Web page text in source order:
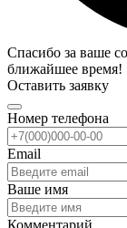
Спасибо за ваше
ближайшее время!
Оставить заявку
Номер телефона
Email
Ваше имя
Комментарий